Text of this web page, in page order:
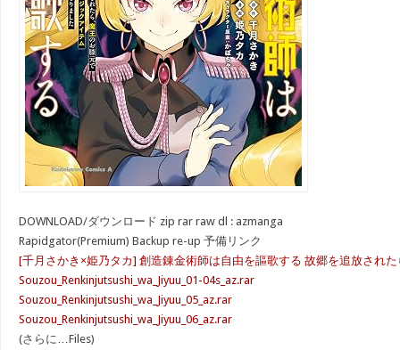
DOWNLOAD/ダウンロード zip rar raw dl : azmanga
Rapidgator(Premium) Backup re-up 予備リンク
[千月さかき×姫乃タカ] 創造錬金術師は自由を謳歌する 故郷を追放され
Souzou_Renkinjutsushi_wa_Jiyuu_01-04s_az.rar
Souzou_Renkinjutsushi_wa_Jiyuu_05_az.rar
Souzou_Renkinjutsushi_wa_Jiyuu_06_az.rar
(さらに…Files)